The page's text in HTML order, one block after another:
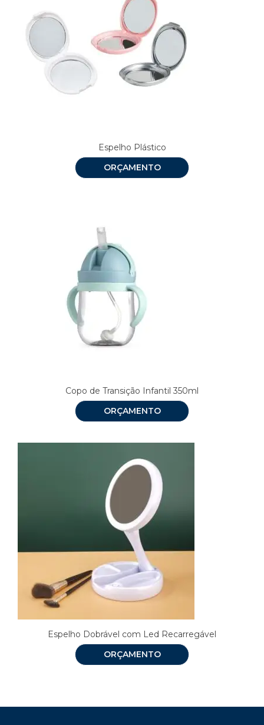
Espelho Plástico
ORÇAMENTO
Copo de Transição Infantil 350ml
ORÇAMENTO
Espelho Dobrável com Led Recarregável
ORÇAMENTO